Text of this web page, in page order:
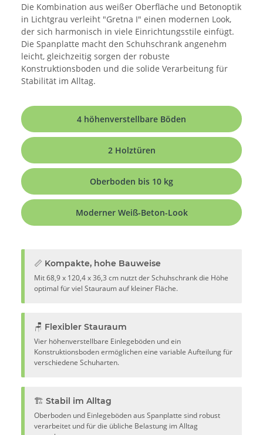
Die Kombination aus weißer Oberfläche und Betonoptik
in Lichtgrau verleiht "Gretna I" einen modernen Look,
der sich harmonisch in viele Einrichtungsstile einfügt.
Die Spanplatte macht den Schuhschrank angenehm
leicht, gleichzeitig sorgen der robuste
Konstruktionsboden und die solide Verarbeitung für
Stabilität im Alltag.
4 höhenverstellbare Böden
2 Holztüren
Oberboden bis 10 kg
Moderner Weiß-Beton-Look
📏 Kompakte, hohe Bauweise
Mit 68,9 x 120,4 x 36,3 cm nutzt der Schuhschrank die Höhe
optimal für viel Stauraum auf kleiner Fläche.
🪑 Flexibler Stauraum
Vier höhenverstellbare Einlegeböden und ein
Konstruktionsboden ermöglichen eine variable Aufteilung für
verschiedene Schuharten.
🏗️ Stabil im Alltag
Oberboden und Einlegeböden aus Spanplatte sind robust
verarbeitet und für die übliche Belastung im Alltag